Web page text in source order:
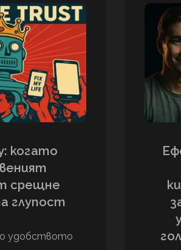
когато
срещне
глупост
удобството